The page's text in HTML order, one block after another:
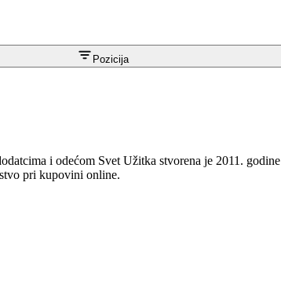
Pozicija
i odećom Svet Užitka stvorena je 2011.
pri kupovini online.